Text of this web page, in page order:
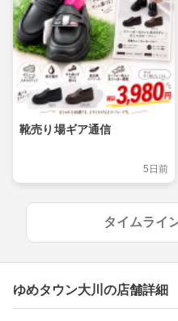
靴売り場ギア通信
5日前
タイムライ
ゆめタウン大川の店舗詳細